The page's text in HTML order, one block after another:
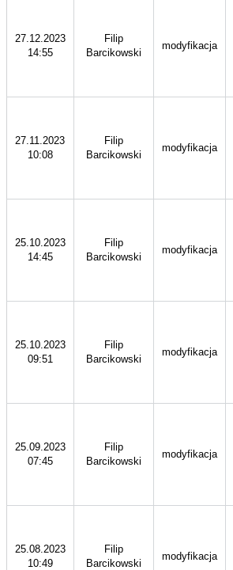
27.12.2023
14:55
Filip
Barcikowski
modyfikacja
27.11.2023
10:08
Filip
Barcikowski
modyfikacja
25.10.2023
14:45
Filip
Barcikowski
modyfikacja
25.10.2023
09:51
Filip
Barcikowski
modyfikacja
25.09.2023
07:45
Filip
Barcikowski
modyfikacja
25.08.2023
10:49
Filip
Barcikowski
modyfikacja